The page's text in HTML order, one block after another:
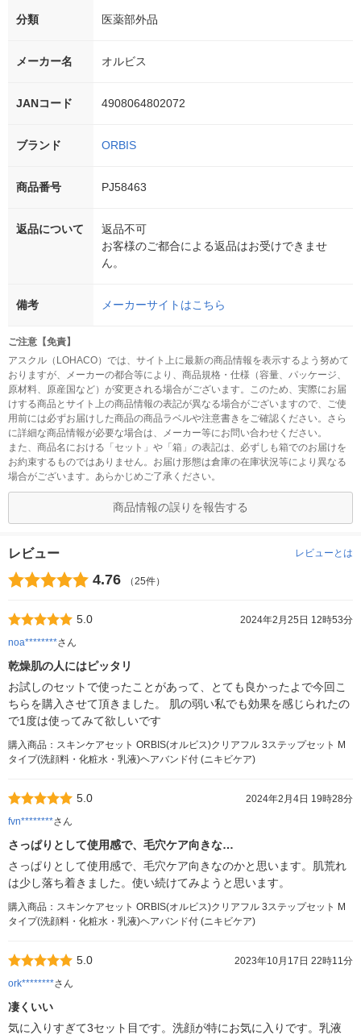
分類 医薬部外品
メーカー名 オルビス
JANコード 4908064802072
ブランド ORBIS
商品番号 PJ58463
返品について
返品不可
お客様のご都合による返品はお受けできませ
ん。
備考 メーカーサイトはこちら
ご注意【免責】
アスクル（LOHACO）では、サイト上に最新の商品情報を表示するよう努めて
おりますが、メーカーの都合等により、商品規格・仕様（容量、パッケージ、
原材料、原産国など）が変更される場合がございます。このため、実際にお届
けする商品とサイト上の商品情報の表記が異なる場合がございますので、ご使
用前には必ずお届けした商品の商品ラベルや注意書きをご確認ください。さら
に詳細な商品情報が必要な場合は、メーカー等にお問い合わせください。
また、商品名における「セット」や「箱」の表記は、必ずしも箱でのお届けを
お約束するものではありません。お届け形態は倉庫の在庫状況等により異なる
場合がございます。あらかじめご了承ください。
商品情報の誤りを報告する
レビュー レビューとは
4.76 （25件）
5.0
2024年2月25日 12時53分
noa********さん
乾燥肌の人にはピッタリ
お試しのセットで使ったことがあって、とても良かったよで今回こ
ちらを購入させて頂きました。 肌の弱い私でも効果を感じられたの
で1度は使ってみて欲しいです
購入商品：スキンケアセット ORBIS(オルビス)クリアフル 3ステップセット M
タイプ(洗顔料・化粧水・乳液)ヘアバンド付 (ニキビケア)
5.0
2024年2月4日 19時28分
fvn********さん
さっぱりとして使用感で、毛穴ケア向きな…
さっぱりとして使用感で、毛穴ケア向きなのかと思います。肌荒れ
は少し落ち着きました。使い続けてみようと思います。
購入商品：スキンケアセット ORBIS(オルビス)クリアフル 3ステップセット M
タイプ(洗顔料・化粧水・乳液)ヘアバンド付 (ニキビケア)
5.0
2023年10月17日 22時11分
ork********さん
凄くいい
気に入りすぎて3セット目です。洗顔が特にお気に入りです。乳液